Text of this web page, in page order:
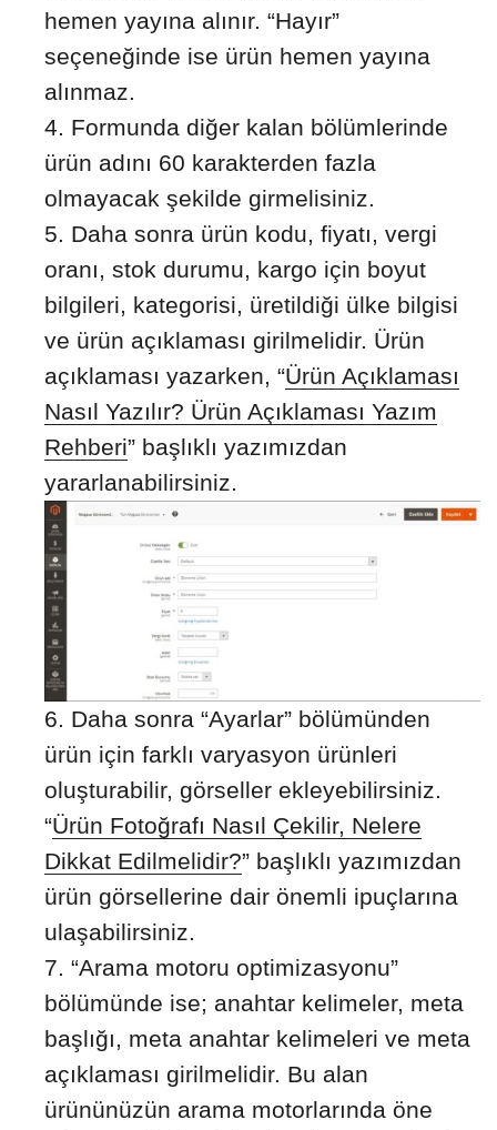
hemen yayına alınır. “Hayır”
seçeneğinde ise ürün hemen yayına
alınmaz.
Formunda diğer kalan bölümlerinde
ürün adını 60 karakterden fazla
olmayacak şekilde girmelisiniz.
Daha sonra ürün kodu, fiyatı, vergi
oranı, stok durumu, kargo için boyut
bilgileri, kategorisi, üretildiği ülke bilgisi
ve ürün açıklaması girilmelidir. Ürün
açıklaması yazarken, “Ürün Açıklaması
Nasıl Yazılır? Ürün Açıklaması Yazım
Rehberi” başlıklı yazımızdan
yararlanabilirsiniz.
Daha sonra “Ayarlar” bölümünden
ürün için farklı varyasyon ürünleri
oluşturabilir, görseller ekleyebilirsiniz.
“Ürün Fotoğrafı Nasıl Çekilir, Nelere
Dikkat Edilmelidir?” başlıklı yazımızdan
ürün görsellerine dair önemli ipuçlarına
ulaşabilirsiniz.
“Arama motoru optimizasyonu”
bölümünde ise; anahtar kelimeler, meta
başlığı, meta anahtar kelimeleri ve meta
açıklaması girilmelidir. Bu alan
ürününüzün arama motorlarında öne